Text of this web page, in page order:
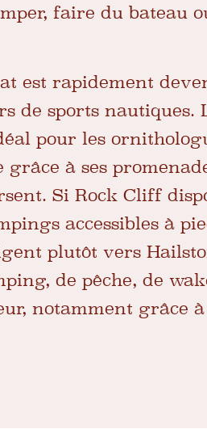
faire du bateau
est rapidement
de sports nautiques.
pour les
à ses
Si Rock Cliff
accessibles à
plutôt vers
de pêche, de
notamment grâce